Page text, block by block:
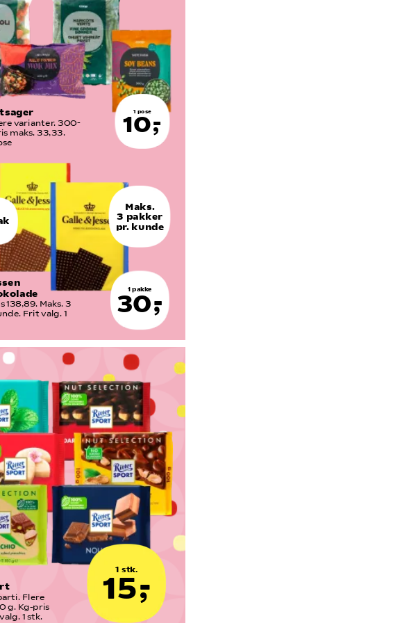
1 pakke
30,-
138,89. Maks. 3
Frit valg. 1
1 pose
10,-
varianter. 300-
maks. 33,33.
Maks.
3 pakker
pr. kunde
1 stk.
15,-
Flere
g. Kg-pris
1 stk.